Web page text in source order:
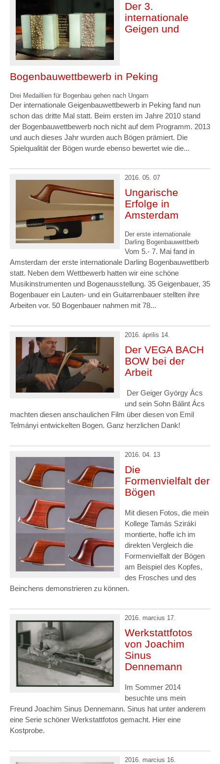
Der 3.
internationale
Geigen und
Bogenbauwettbewerb in Peking
Drei Medaillien für Bogenbau gehen nach Ungarn
Der internationale Geigenbauwettbewerb in Peking fand nun
schon das dritte Mal statt. Beim ersten im Jahre 2010 stand
der Bogenbauwettbewerb noch nicht auf dem Programm. 2013
und auch dieses Jahr wurden auch Bögen prämiert. Die
Spielqualität der Bögen wurde ebenso bewertet wie die...
2016. 05. 07
Ungarische
Erfolge in
Amsterdam
Der erste internationale
Darling Bogenbauwettberb
Vom 5.- 7. Mai fand in
Amsterdam der erste internationale Darling Bogenbauwettberb
statt. Neben dem Wettbewerb hatten wir eine schöne
Musikinstrumenten und Bogenausstellung. 35 Geigenbauer, 35
Bogenbauer ein Lauten- und ein Guitarrenbauer stellten ihre
Arbeiten vor. 50 Bogenbauer nahmen mit 78...
2016. április 14.
Der VEGA BACH
BOW bei der
Arbeit
Der Geiger György Ács
und sein Sohn Bálint Ács
machten diesen anschaulichen Film über diesen von Emil
Telmányi entwickelten Bogen. Ganz herzlichen Dank!
2016. 04. 13
Die
Formenvielfalt der
Bögen
Mit diesen Fotos, die mein
Kollege Tamás Sziráki
montierte, hoffe ich im
direkten Vergleich die
Formenvielfalt der Bögen
am Beispiel des Kopfes,
des Frosches und des
Beinchens demonstrieren zu können.
2016. marcius 17.
Werkstattfotos
von Joachim
Sinus
Dennemann
Im Sommer 2014
besuchte uns mein
Freund Joachim Sinus Dennemann. Sinus hat unter anderem
eine Serie schöner Werkstattfotos gemacht. Hier eine
Kostprobe.
2016. marcius 16.